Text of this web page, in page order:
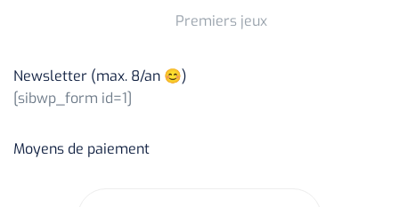
Premiers jeux
Newsletter (max. 8/an 😊)
[sibwp_form id=1]
Moyens de paiement